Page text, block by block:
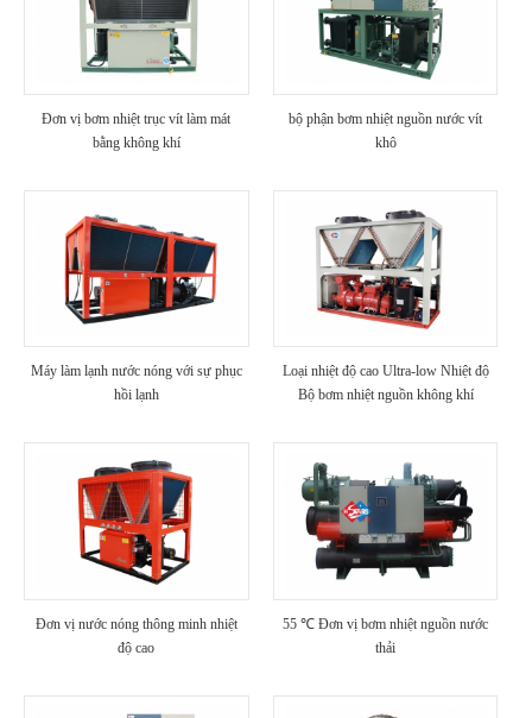
Đơn vị bơm nhiệt trục vít làm mát
bằng không khí
bộ phận bơm nhiệt nguồn nước vít
khô
Máy làm lạnh nước nóng với sự phục
hồi lạnh
Loại nhiệt độ cao Ultra-low Nhiệt độ
Bộ bơm nhiệt nguồn không khí
Đơn vị nước nóng thông minh nhiệt
độ cao
55 ℃ Đơn vị bơm nhiệt nguồn nước
thải